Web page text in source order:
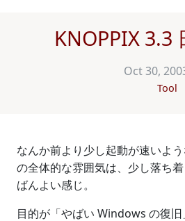
KNOPPIX 3.3
Oct 30,
Tool
なんか前より少し起動が速いよ
の全体的な雰囲気は、少し落ち
ばんよい感じ。
目的が「やばい Windows の復